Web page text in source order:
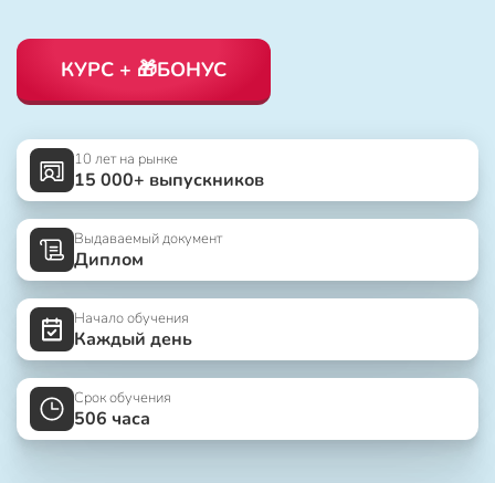
КУРС + 🎁БОНУС
10 лет на рынке
15 000+ выпускников
Выдаваемый документ
Диплом
Начало обучения
Каждый день
Срок обучения
506 часа